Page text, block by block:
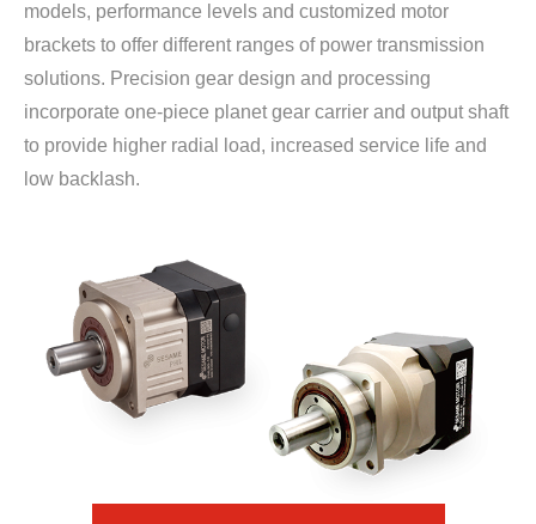
models, performance levels and customized motor
brackets to offer different ranges of power transmission
solutions. Precision gear design and processing
incorporate one-piece planet gear carrier and output shaft
to provide higher radial load, increased service life and
low backlash.